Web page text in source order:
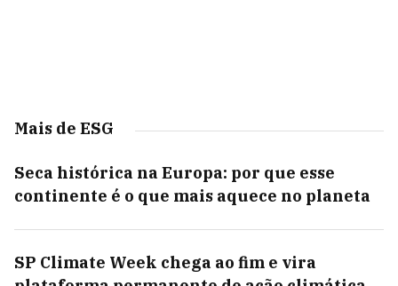
Mais de ESG
Seca histórica na Europa: por que esse
continente é o que mais aquece no planeta
SP Climate Week chega ao fim e vira